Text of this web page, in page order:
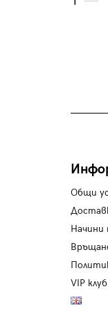
Общи
Начини
VIP клуб